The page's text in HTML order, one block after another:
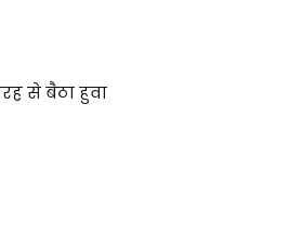
से बैठा हुवा